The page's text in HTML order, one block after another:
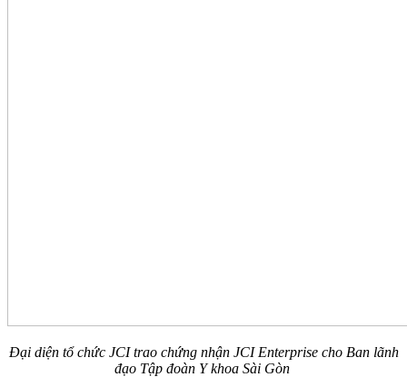
Đại diện tổ chức JCI trao chứng nhận JCI Enterprise cho Ban lãnh
đạo Tập đoàn Y khoa Sài Gòn